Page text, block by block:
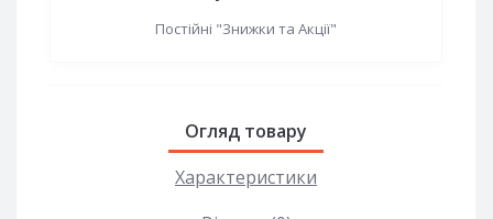
Постійні "Знижки та Акції"
Огляд товару
Характеристики